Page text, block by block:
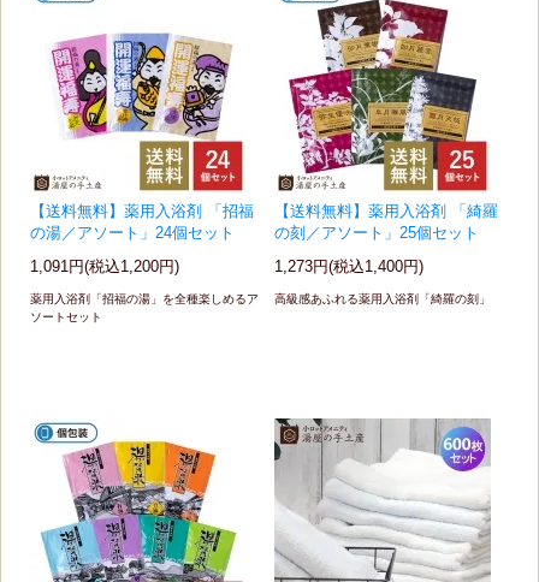
【送料無料】薬用入浴剤 「招福
の湯／アソート」24個セット
1,091円(税込1,200円)
薬用入浴剤「招福の湯」を全種楽しめるア
ソートセット
【送料無料】薬用入浴剤 「綺羅
の刻／アソート」25個セット
1,273円(税込1,400円)
高級感あふれる薬用入浴剤「綺羅の刻」